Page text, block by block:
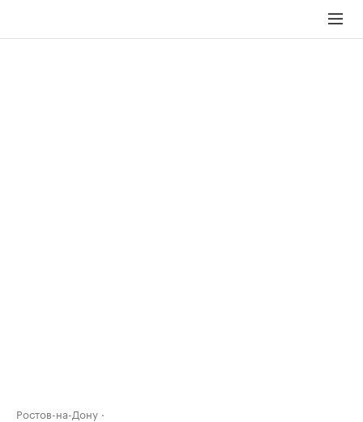
Ростов-на-Дону